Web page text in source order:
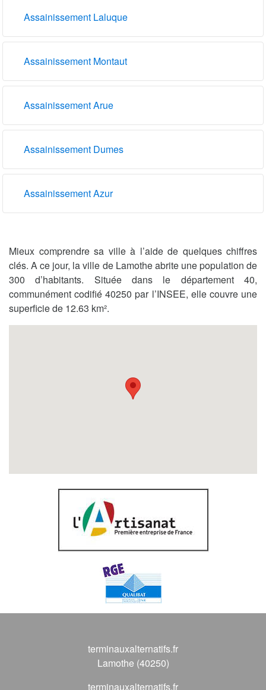
Assainissement Laluque
Assainissement Montaut
Assainissement Arue
Assainissement Dumes
Assainissement Azur
Mieux comprendre sa ville à l’aide de quelques chiffres
clés. A ce jour, la ville de Lamothe abrite une population de
300 d’habitants. Située dans le département 40,
communément codifié 40250 par l’INSEE, elle couvre une
superficie de 12.63 km².
terminauxalternatifs.fr
Lamothe (40250)
terminauxalternatifs.fr